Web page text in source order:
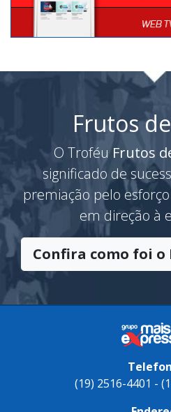
Frutos
O TroféuFrutos
significado de
premiação pelo
em direção à
Confira como foi o
(19) 2516-4401 -